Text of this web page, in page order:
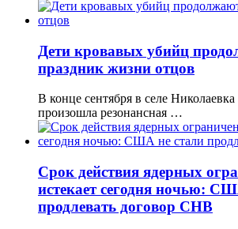
Дети кровавых убийц
праздник жизни отцов
В конце сентября в селе
произошла резонансная …
Срок действия ядерных
истекает сегодня ночью:
продлевать договор СНВ